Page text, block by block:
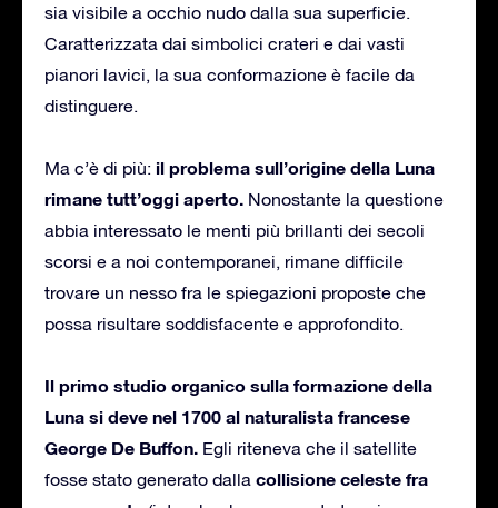
sia visibile a occhio nudo dalla sua superficie.
Caratterizzata dai simbolici crateri e dai vasti
pianori lavici, la sua conformazione è facile da
distinguere.
Ma c’è di più: il problema sull’origine della Luna
rimane tutt’oggi aperto. Nonostante la questione
abbia interessato le menti più brillanti dei secoli
scorsi e a noi contemporanei, rimane difficile
trovare un nesso fra le spiegazioni proposte che
possa risultare soddisfacente e approfondito.
Il primo studio organico sulla formazione della
Luna si deve nel 1700 al naturalista francese
George De Buffon. Egli riteneva che il satellite
fosse stato generato dalla collisione celeste fra